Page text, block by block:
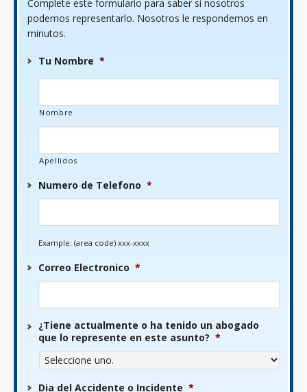
Complete este formulario para saber si nosotros
podemos representarlo. Nosotros le respondemos en
minutos.
Tu Nombre *
Nombre
Apellidos
Numero de Telefono *
Example: (area code) xxx-xxxx
Correo Electronico *
¿Tiene actualmente o ha tenido un abogado
que lo represente en este asunto? *
Dia del Accidente o Incidente *